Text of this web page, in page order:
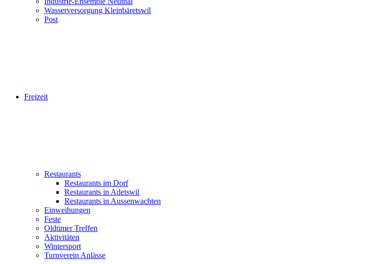
Wasserversorgung Kleinbäretswil
Post
Freizeit
Restaurants
Restaurants im Dorf
Restaurants in Adetswil
Restaurants in Aussenwachten
Einweihungen
Feste
Oldtimer Treffen
Aktivitäten
Wintersport
Turnverein Anlässe